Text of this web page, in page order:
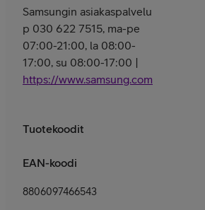
Samsungin asiakaspalvelu
p 030 622 7515, ma-pe
07:00-21:00, la 08:00-
17:00, su 08:00-17:00 |
https://www.samsung.com/fi/support/
Tuotekoodit
EAN-koodi
8806097466543